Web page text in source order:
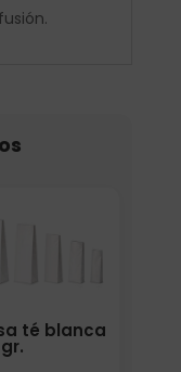
té blanca